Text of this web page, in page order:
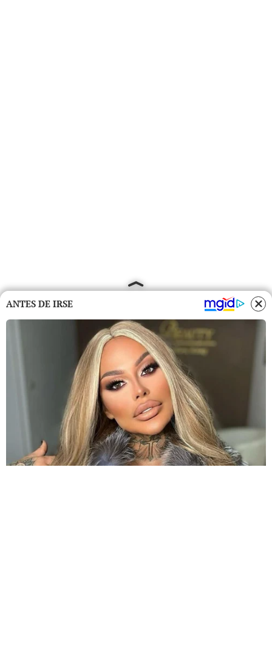
ANTES DE IRSE